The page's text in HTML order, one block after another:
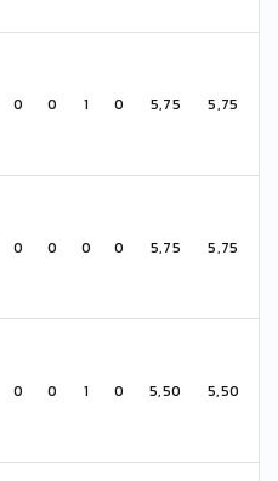
0 0 1 0 5,75 5,75
0 0 0 0 5,75 5,75
0 0 1 0 5,50 5,50